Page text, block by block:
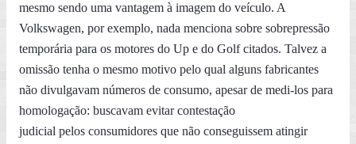
mesmo sendo uma vantagem à imagem do veículo. A
Volkswagen, por exemplo, nada menciona sobre sobrepressão
temporária para os motores do Up e do Golf citados. Talvez a
omissão tenha o mesmo motivo pelo qual alguns fabricantes
não divulgavam números de consumo, apesar de medi-los para
homologação: buscavam evitar contestação
judicial pelos consumidores que não conseguissem atingir